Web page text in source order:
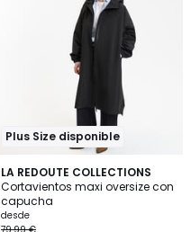
Plus Size disponible
LA REDOUTE COLLECTIONS
Cortavientos maxi oversize con
capucha
desde
4,7
/ 5
2
Colores